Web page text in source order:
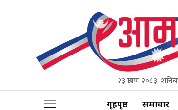
२३ श्रावण २०८३,
गृहपृष्ठ समाचार